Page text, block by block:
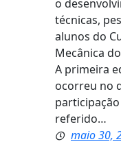
o
técnicas,
alunos do
Mecânica
A primeira
ocorreu no
referido…
maio 30,